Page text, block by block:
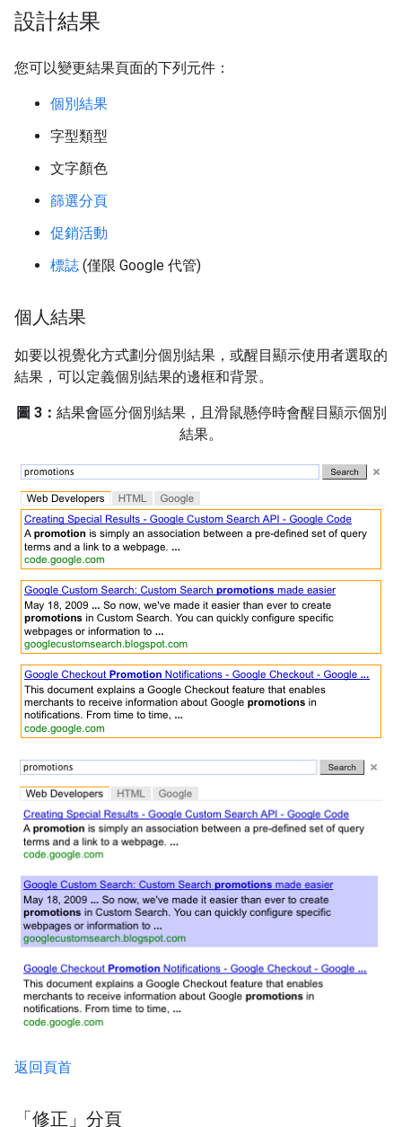
設計結果
您可以變更結果頁面的下列元件：
個別結果
字型類型
文字顏色
篩選分頁
促銷活動
標誌 (僅限 Google 代管)
個人結果
如要以視覺化方式劃分個別結果，或醒目顯示使用者選取的
結果，可以定義個別結果的邊框和背景。
圖 3： 結果會區分個別結果，且滑鼠懸停時會醒目顯示個別
結果。
返回頁首
「修正」分頁